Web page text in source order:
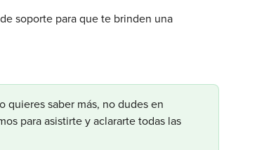
soporte para que te brinden una
quieres saber más, no dudes en
para asistirte y aclararte todas las